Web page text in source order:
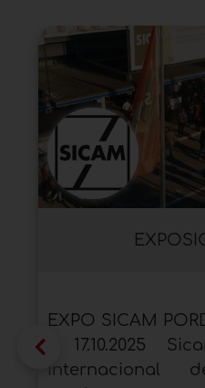
EXPO SICAM
- 17.10.2025
Internacional